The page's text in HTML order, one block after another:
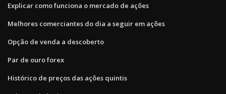
Explicar como funciona o mercado de ações
Melhores comerciantes do dia a seguir em ações
Opção de venda a descoberto
Par de ouro forex
Histórico de preços das ações quintis